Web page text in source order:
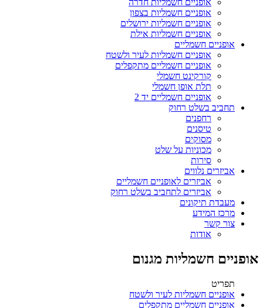
אופניים חשמליות חדרה
אופניים חשמליות בצפון
אופניים חשמליות ירושלים
אופניים חשמליות אילת
אופניים חשמליים
אופניים חשמליות לעיר ולשטח
אופניים חשמליים מתקפלים
קורקינט חשמלי
תלת אופן חשמלי
אופניים חשמליים יד 2
תחביב בשלט רחוק
רחפנים
טיסנים
מסוקים
מכוניות על שלט
סירות
אביזרים נלווים
אביזרים לאופניים חשמליים
אביזרים לתחביב בשלט רחוק
מעבדת תיקונים
מרכז המידע
צור קשר
אודות
אופניים חשמליות מגנום
תפריט
אופניים חשמליות לעיר ולשטח
אופניים חשמליים מתקפלים